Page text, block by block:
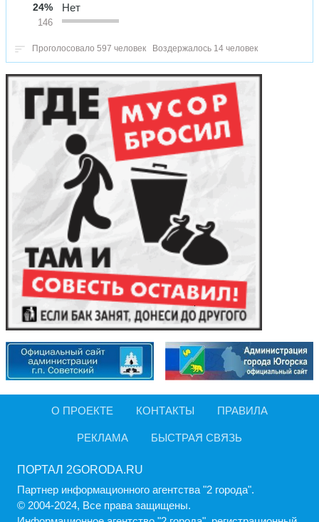
24%
146
Нет
Проголосовало 597 человек Воздержалось 14 человек
О ПРОЕКТЕ КОНТАКТЫ ПРАВИЛА
РЕКЛАМА БЫСТРАЯ СВЯЗЬ
ПОРТАЛ 2GORODA.RU
Партнер информационного агентства "2 города".
© 2004-2024, Все права защищены.